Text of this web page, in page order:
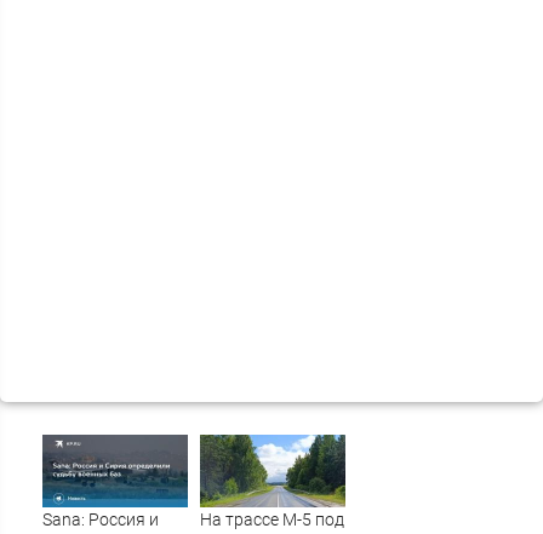
Sana: Россия и
На трассе М-5 под